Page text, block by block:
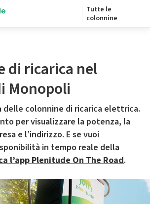
Tutte le
colonnine
di ricarica nel
Monopoli
delle colonnine di ricarica elettrica.
per visualizzare la potenza, la
e l’indirizzo. E se vuoi
in tempo reale della
l’app Plenitude On The Road.